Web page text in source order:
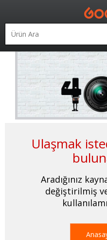
Ulaşmak
Aradığınız
değiştirilmiş